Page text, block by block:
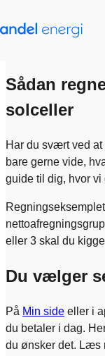
Sådan
solceller
Har du svært ved
bare gerne vide,
guide til dig, hvor vi
eller 3 skal du
Du vælger
På Min side eller i
du betaler i dag.
du ønsker det. Læs